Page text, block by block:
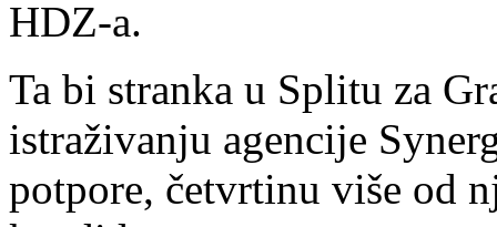
HDZ-a.
Ta bi stranka u Splitu za
istraživanju agencije
potpore, četvrtinu više od